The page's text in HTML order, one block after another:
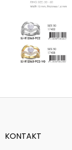
Z
aKONTAKT